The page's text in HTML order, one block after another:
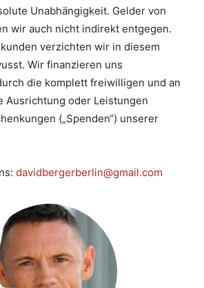
Unabhängigkeit. Gelder von
wir auch nicht indirekt entgegen.
verzichten wir in diesem
Wir finanzieren uns
die komplett freiwilligen und an
Ausrichtung oder Leistungen
(„Spenden“) unserer
davidbergerberlin@gmail.com